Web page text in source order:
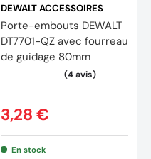
DEWALT ACCESSOIRES
Porte-embouts DEWALT
DT7701-QZ avec fourreau
de guidage 80mm
3,28 €
En stock